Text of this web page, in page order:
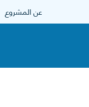
عن المشروع